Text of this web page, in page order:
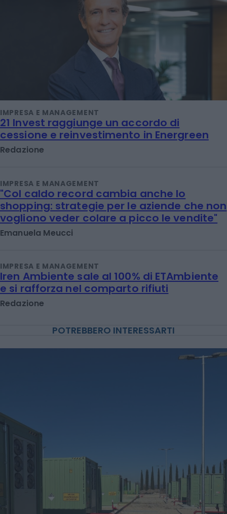
IMPRESA E MANAGEMENT
21 Invest raggiunge un accordo di
cessione e reinvestimento in Energreen
Redazione
IMPRESA E MANAGEMENT
"Col caldo record cambia anche lo
shopping: strategie per le aziende che non
vogliono veder colare a picco le vendite"
Emanuela Meucci
IMPRESA E MANAGEMENT
Iren Ambiente sale al 100% di ETAmbiente
e si rafforza nel comparto rifiuti
Redazione
POTREBBERO INTERESSARTI